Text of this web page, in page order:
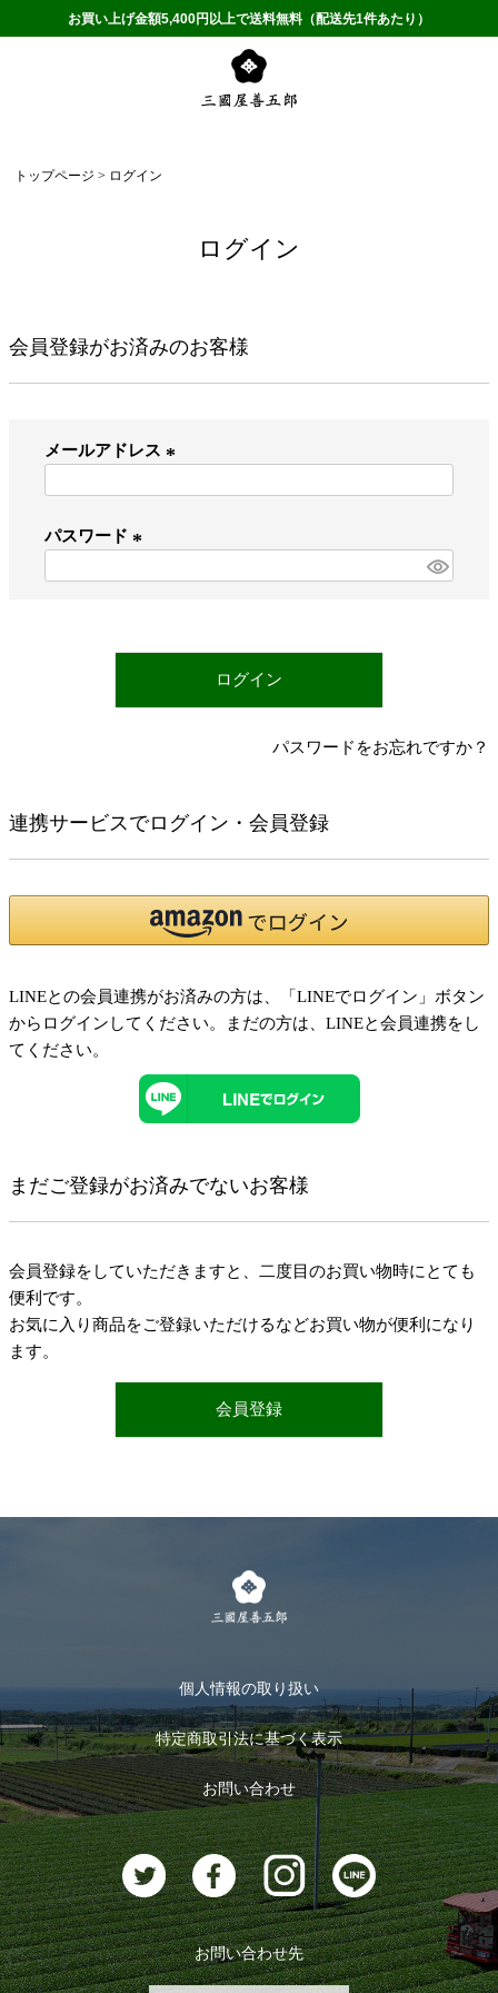
お買い上げ金額5,400円以上で送料無料（配送先1件あたり）
トップページ ログイン
ログイン
会員登録がお済みのお客様
メールアドレス
パスワード
)
ログイン
パスワードをお忘れですか？
連携サービスでログイン・会員登録
LINEとの会員連携がお済みの方は、「LINEでログイン」ボタン
からログインしてください。まだの方は、 LINEと会員連携をし
てください。
まだご登録がお済みでないお客様
会員登録をしていただきますと、二度目のお買い物時にとても
便利です。
お気に入り商品をご登録いただけるなどお買い物が便利になり
ます。
会員登録
個人情報の取り扱い
特定商取引法に基づく表示
お問い合わせ
お問い合わせ先